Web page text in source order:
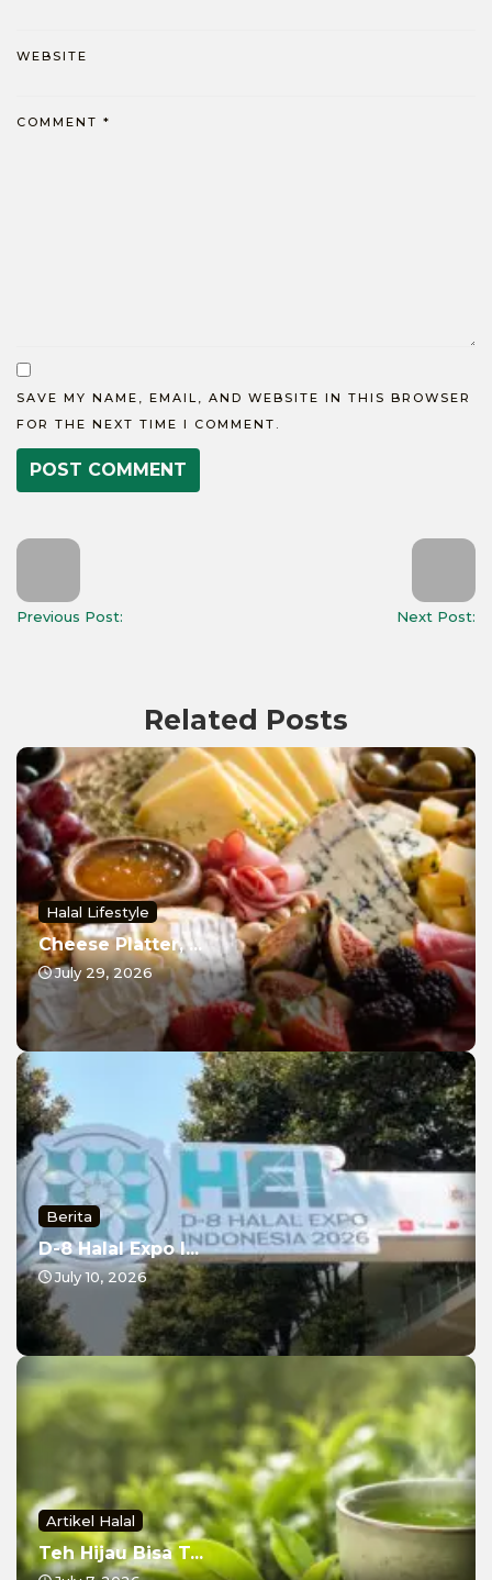
WEBSITE
COMMENT *
SAVE MY NAME, EMAIL, AND WEBSITE IN THIS BROWSER
FOR THE NEXT TIME I COMMENT.
Previous Post: Next Post:
Related Posts
Halal Lifestyle
Cheese Platter, ...
July 29, 2026
Berita
D-8 Halal Expo I...
July 10, 2026
Artikel Halal
Teh Hijau Bisa T...